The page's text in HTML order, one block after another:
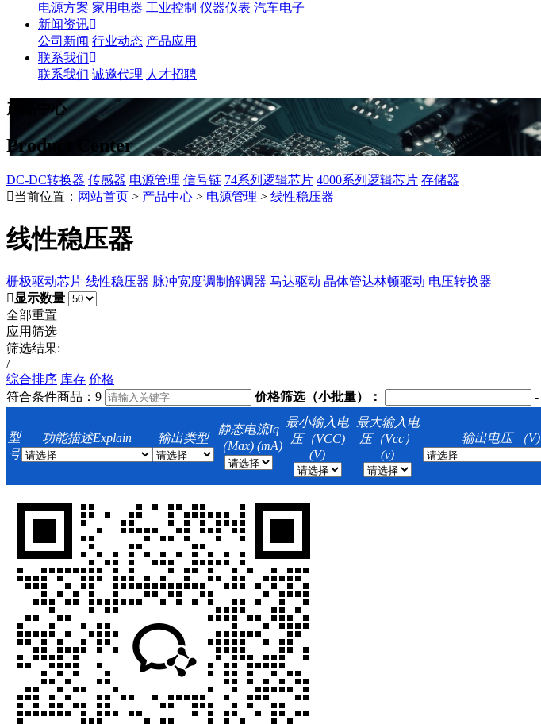
电源方案 家用电器 工业控制 仪器仪表 汽车电子
新闻资讯
公司新闻 行业动态 产品应用
联系我们
联系我们 诚邀代理 人才招聘
产品中心
Product Center
DC-DC转换器 传感器 电源管理 信号链 74系列逻辑芯片 4000系列逻辑芯片 存储器
当前位置： 网站首页 > 产品中心 > 电源管理 > 线性稳压器
线性稳压器
栅极驱动芯片 线性稳压器 脉冲宽度调制解调器 马达驱动 晶体管达林顿驱动 电压转换器
显示数量
全部重置
应用筛选
筛选结果:
/
综合排序 库存 价格
符合条件商品： 9 价格筛选（小批量）： -
型
号
功能描述Explain 输出类型
静态电流Iq
（Max) (mA)
最小输入电
压（VCC)
(V)
最大输入电
压（Vcc）
(v)
输出电压 （V)